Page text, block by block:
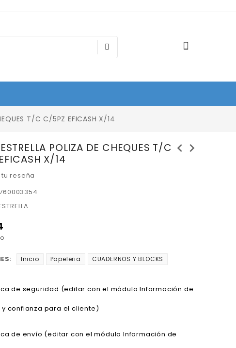
T/C C/5PZ EFICASH X/14
POLIZA DE CHEQUES T/C
X/14
chevron_left chevron_right
reseña
Inicio Papeleria CUADERNOS Y BLOCKS
de seguridad (editar con el módulo Información de
confianza para el cliente)
de envío (editar con el módulo Información de